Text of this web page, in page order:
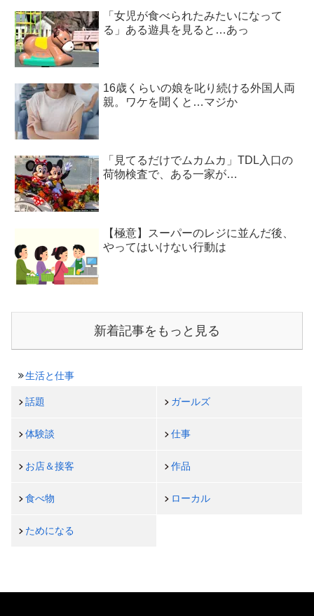
「女児が食べられたみたいになって
る」ある遊具を見ると…あっ
16歳くらいの娘を叱り続ける外国人両
親。ワケを聞くと…マジか
「見てるだけでムカムカ」TDL入口の
荷物検査で、ある一家が…
【極意】スーパーのレジに並んだ後、
やってはいけない行動は
新着記事をもっと見る
生活と仕事
話題 ガールズ
体験談 仕事
お店＆接客 作品
食べ物 ローカル
ためになる